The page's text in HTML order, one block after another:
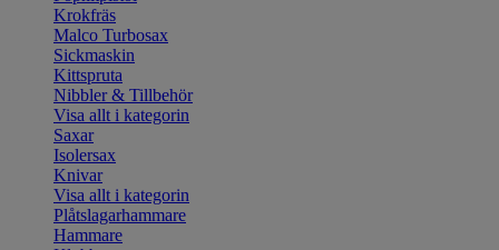
Krokfräs
Malco Turbosax
Sickmaskin
Kittspruta
Nibbler & Tillbehör
Visa allt i kategorin
Saxar
Isolersax
Knivar
Visa allt i kategorin
Plåtslagarhammare
Hammare